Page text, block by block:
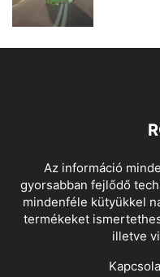
Az információ
gyorsabban fejlődő
mindenféle kütyükkel
termékeket
illetve